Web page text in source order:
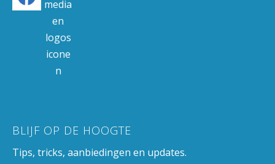
BLIJF OP DE HOOGTE
Tips, tricks, aanbiedingen en updates.